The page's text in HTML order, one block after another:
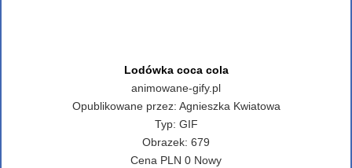
Lodówka coca cola
animowane-gify.pl
Opublikowane przez: Agnieszka Kwiatowa
Typ: GIF
Obrazek: 679
Cena PLN 0 Nowy